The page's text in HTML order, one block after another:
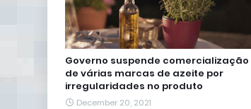
Governo suspende comercialização
de várias marcas de azeite por
irregularidades no produto
December 20, 2021